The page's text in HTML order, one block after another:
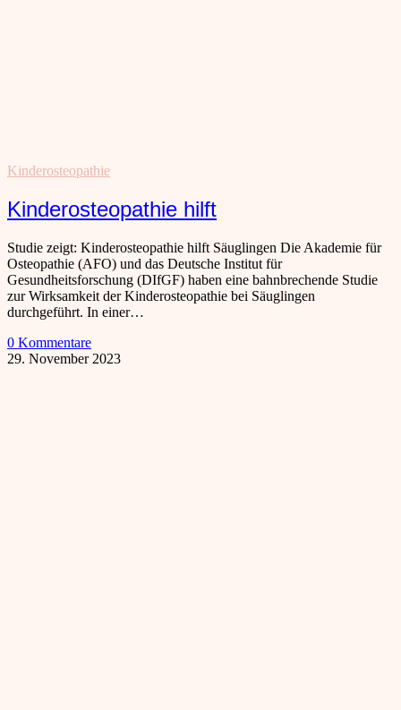
Kinderosteopathie
Kinderosteopathie hilft
Studie zeigt: Kinderosteopathie hilft Säuglingen Die Akademie für
Osteopathie (AFO) und das Deutsche Institut für
Gesundheitsforschung (DIfGF) haben eine bahnbrechende Studie
zur Wirksamkeit der Kinderosteopathie bei Säuglingen
durchgeführt. In einer…
0 Kommentare
29. November 2023